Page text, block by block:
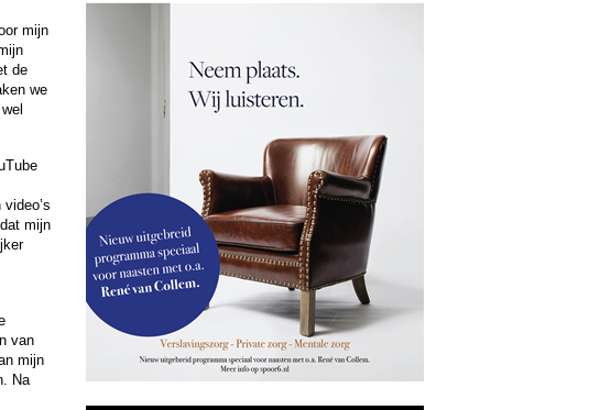
mijn
de
we
mijn
van
mijn
Na